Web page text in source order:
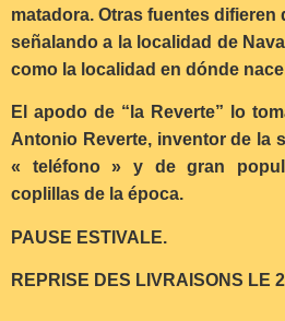
matadora. Otras fuentes difieren
señalando a la localidad de
como la localidad en dónde
El apodo de “la Reverte” lo
Antonio Reverte, inventor de la
« teléfono » y de gran
coplillas de la época.
PAUSE ESTIVALE.
REPRISE DES LIVRAISONS LE